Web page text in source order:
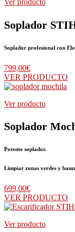
Ver producto
Soplador
Soplador profesional con
799,00€
VER PRODUCTO
Ver producto
Soplador
Potente soplador.
Limpiar zonas verdes y
699,00€
VER PRODUCTO
Ver producto